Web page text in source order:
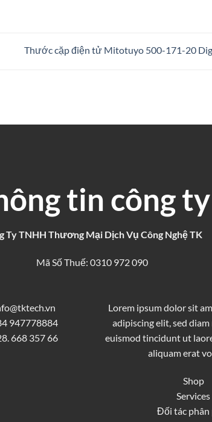
Thước cặp điện tử Mitotuyo 500-171-20
tin công ty
Ty TNHH Thương Mại Dịch Vụ Công Nghệ TK
Mã Số Thuế: 0310 972 090
947778884
668 357 66
Lorem ipsum dolor sit
adipiscing elit, sed
euismod tincidunt ut
aliquam erat
Shop
Services
Đối tác phân